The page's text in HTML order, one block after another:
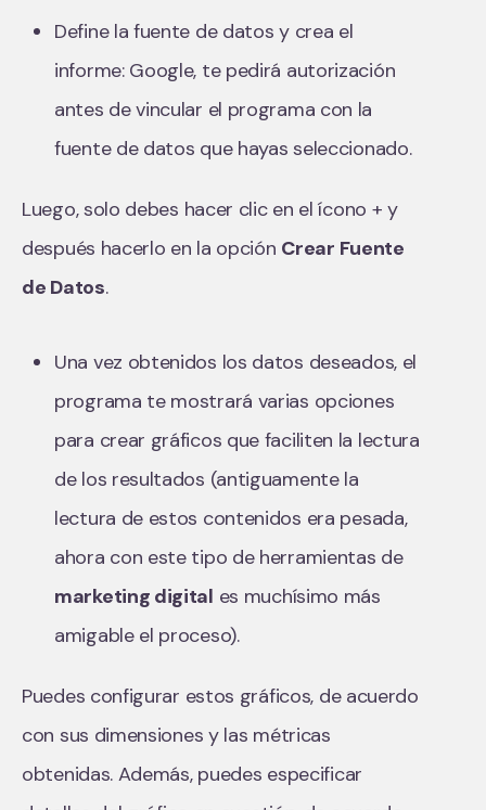
Define la fuente de datos y crea el
informe: Google, te pedirá autorización
antes de vincular el programa con la
fuente de datos que hayas seleccionado.
Luego, solo debes hacer clic en el ícono + y
después hacerlo en la opción Crear Fuente
de Datos.
Una vez obtenidos los datos deseados, el
programa te mostrará varias opciones
para crear gráficos que faciliten la lectura
de los resultados (antiguamente la
lectura de estos contenidos era pesada,
ahora con este tipo de herramientas de
marketing digital es muchísimo más
amigable el proceso).
Puedes configurar estos gráficos, de acuerdo
con sus dimensiones y las métricas
obtenidas. Además, puedes especificar